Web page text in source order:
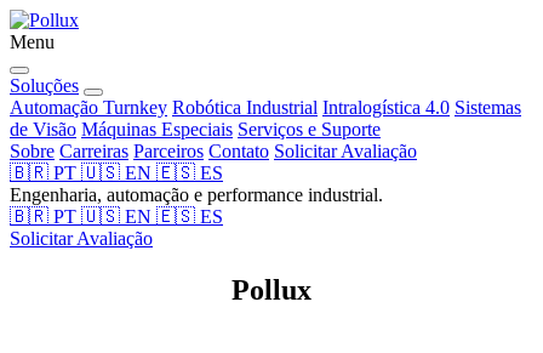
Menu
Soluções
Automação Turnkey Robótica Industrial Intralogística 4.0 Sistemas
de Visão Máquinas Especiais Serviços e Suporte
Sobre Carreiras Parceiros Contato Solicitar Avaliação
🇧🇷 PT 🇺🇸 EN 🇪🇸 ES
Engenharia, automação e performance industrial.
🇧🇷 PT 🇺🇸 EN 🇪🇸 ES
Solicitar Avaliação
Pollux